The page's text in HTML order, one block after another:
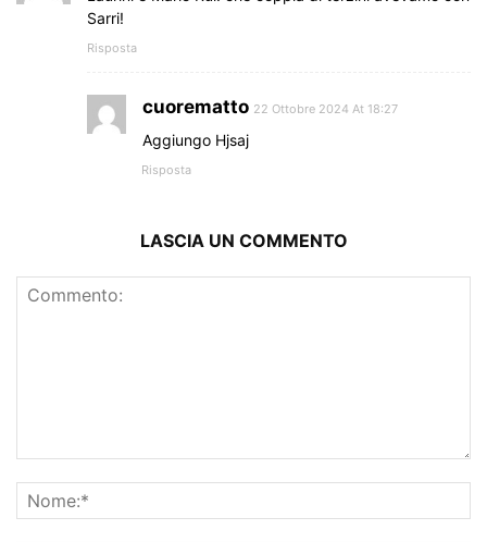
Sarri!
Risposta
cuorematto 22 Ottobre 2024 At 18:27
Aggiungo Hjsaj
Risposta
LASCIA UN COMMENTO